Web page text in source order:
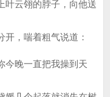
云翎的脖子，向他送
，喘着粗气说道：
今晚一直把我操到天